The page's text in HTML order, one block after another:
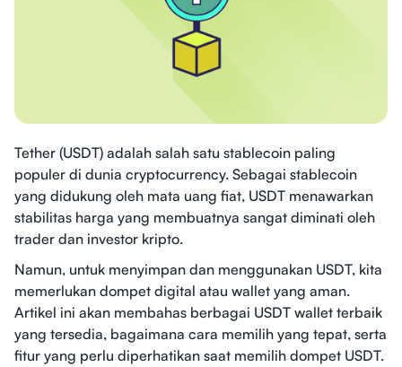
Tether (USDT) adalah salah satu stablecoin paling
populer di dunia cryptocurrency. Sebagai stablecoin
yang didukung oleh mata uang fiat, USDT menawarkan
stabilitas harga yang membuatnya sangat diminati oleh
trader dan investor kripto.
Namun, untuk menyimpan dan menggunakan USDT, kita
memerlukan dompet digital atau wallet yang aman.
Artikel ini akan membahas berbagai USDT wallet terbaik
yang tersedia, bagaimana cara memilih yang tepat, serta
fitur yang perlu diperhatikan saat memilih dompet USDT.